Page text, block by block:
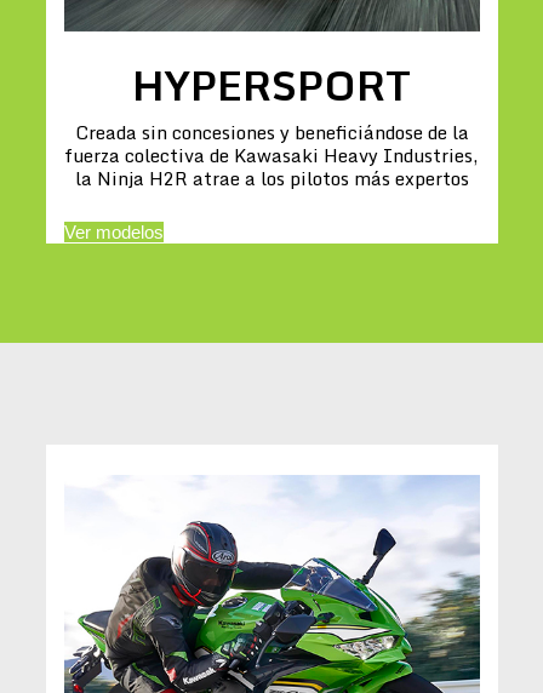
HYPERSPORT
Creada sin concesiones y beneficiándose de la
fuerza colectiva de Kawasaki Heavy Industries,
la Ninja H2R atrae a los pilotos más expertos
Ver modelos